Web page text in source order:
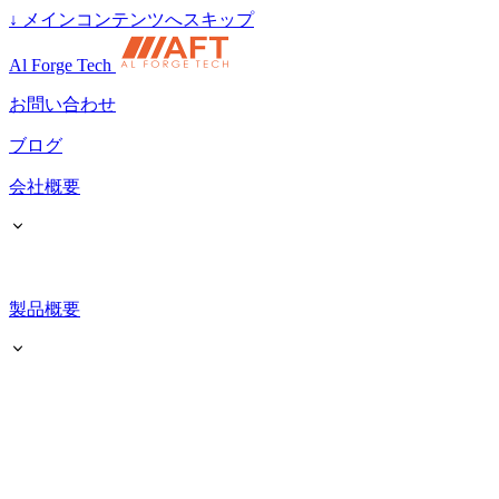
↓ メインコンテンツへスキップ
Al Forge Tech
お問い合わせ
ブログ
会社概要
製品概要